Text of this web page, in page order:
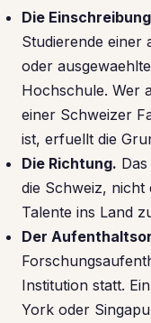
Die
Studierende einer
oder
Hochschule. Wer
einer Schweizer
ist, erfuellt die
Die Richtung.
die Schweiz, nicht
Talente ins Land
Der
Institution statt.
York oder